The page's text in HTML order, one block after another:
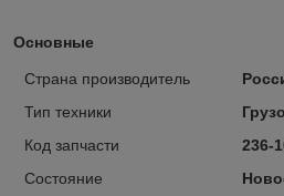
Основные
Страна производитель
Тип техники
Код запчасти
236-
Состояние